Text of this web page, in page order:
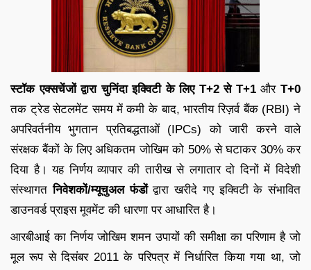
स्टॉक एक्सचेंजों द्वारा चुनिंदा इक्विटी के लिए T+2 से T+1औरT+0
तक ट्रेड सेटलमेंट समय में कमी के बाद, भारतीय रिज़र्व बैंक (RBI) ने
अपरिवर्तनीय भुगतान प्रतिबद्धताओं (IPCs) को जारी करने वाले
संरक्षक बैंकों के लिए अधिकतम जोखिम को 50% से घटाकर 30% कर
दिया है। यह निर्णय व्यापार की तारीख से लगातार दो दिनों में विदेशी
संस्थागतनिवेशकों/म्यूचुअल फंडोंद्वारा खरीदे गए इक्विटी के संभावित
डाउनवर्ड प्राइस मूवमेंट की धारणा पर आधारित है।
आरबीआई का निर्णय जोखिम शमन उपायों की समीक्षा का परिणाम है जो
मूल रूप से दिसंबर 2011 के परिपत्र में निर्धारित किया गया था, जो